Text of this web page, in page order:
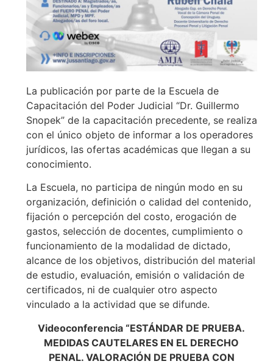
La publicación por parte de la Escuela de
Capacitación del Poder Judicial “Dr. Guillermo
Snopek” de la capacitación precedente, se realiza
con el único objeto de informar a los operadores
jurídicos, las ofertas académicas que llegan a su
conocimiento.
La Escuela, no participa de ningún modo en su
organización, definición o calidad del contenido,
fijación o percepción del costo, erogación de
gastos, selección de docentes, cumplimiento o
funcionamiento de la modalidad de dictado,
alcance de los objetivos, distribución del material
de estudio, evaluación, emisión o validación de
certificados, ni de cualquier otro aspecto
vinculado a la actividad que se difunde.
Videoconferencia “ESTÁNDAR DE PRUEBA.
MEDIDAS CAUTELARES EN EL DERECHO
PENAL. VALORACIÓN DE PRUEBA CON